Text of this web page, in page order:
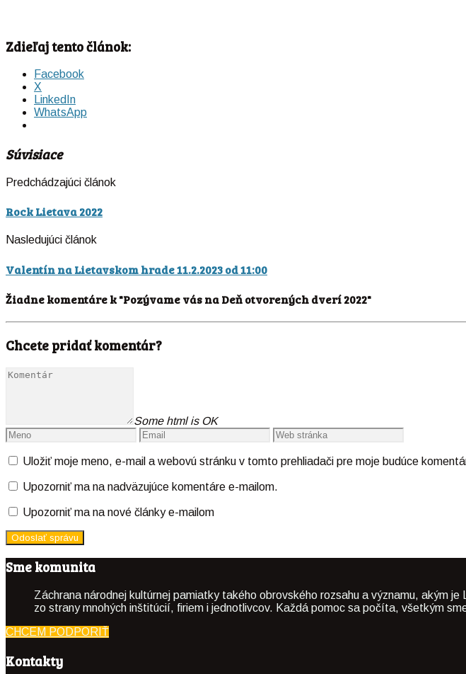
Zdieľaj tento článok:
Facebook
X
LinkedIn
WhatsApp
Súvisiace
Predchádzajúci článok
Rock Lietava 2022
Nasledujúci článok
Valentín na Lietavskom hrade 11.2.2023 od 11:00
Žiadne komentáre k "Pozývame vás na Deň otvorených dverí 2022"
Chcete pridať komentár?
Some html is OK
Uložiť moje meno, e-mail a webovú stránku v tomto prehliadači pre moje budúce
Upozorniť ma na nadväzujúce komentáre e-mailom.
Upozorniť ma na nové články e-mailom
Sme komunita
Záchrana národnej kultúrnej pamiatky takého obrovského rozsahu a významu, akým
zo strany mnohých inštitúcií, firiem i jednotlivcov. Každá pomoc sa počíta, všetkým
CHCEM PODPORIŤ
Kontakty